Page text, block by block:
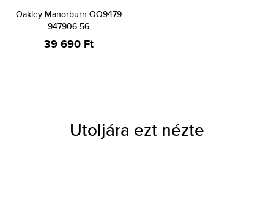
Oakley Manorburn OO9479
947906 56
39 690 Ft
Utoljára ezt nézte